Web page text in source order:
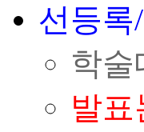
선등록
학술
발표